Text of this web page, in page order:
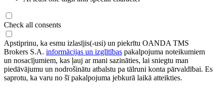
Check all consents
Apstiprinu, ka esmu izlasījis(-usi) un piekrītu OANDA TMS
Brokers S.A. informācijas un izglītības pakalpojuma noteikumiem
un nosacījumiem, kas ļauj ar mani sazināties, lai sniegtu man
piedāvājumu un nodrošinātu atbalstu pa tālruni konta pārvaldībai. Es
saprotu, ka varu no šī pakalpojuma jebkurā laikā atteikties.